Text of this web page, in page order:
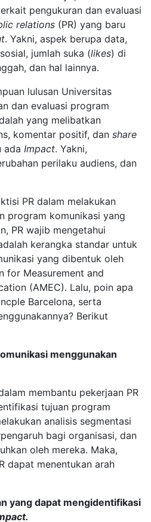
pengukuran dan evaluasi
relations (PR) yang baru
. Yakni, aspek berupa data,
jumlah suka (likes) di
dan hal lainnya.
lulusan Universitas
dan evaluasi program
yang melibatkan
komentar positif, dan share
ada Impact. Yakni,
perilaku audiens, dan
PR dalam melakukan
program komunikasi yang
PR wajib mengetahui
kerangka standar untuk
yang dibentuk oleh
for Measurement and
(AMEC). Lalu, poin apa
Barcelona, serta
Berikut
menggunakan
membantu pekerjaan PR
tujuan program
analisis segmentasi
bagi organisasi, dan
oleh mereka. Maka,
dapat menentukan arah
yang dapat mengidentifikasi